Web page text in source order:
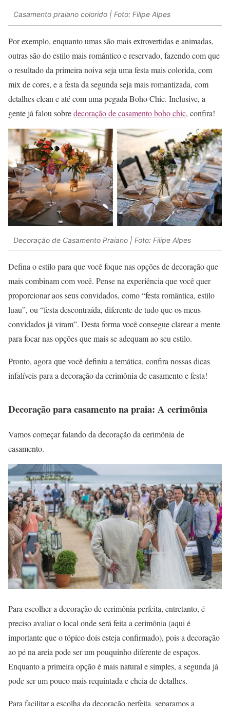
Casamento praiano colorido | Foto: Filipe Alpes
Por exemplo, enquanto umas são mais extrovertidas e animadas,
outras são do estilo mais romântico e reservado, fazendo com que
o resultado da primeira noiva seja uma festa mais colorida, com
mix de cores, e a festa da segunda seja mais romantizada, com
detalhes clean e até com uma pegada Boho Chic. Inclusive, a
gente já falou sobredecoração de casamento boho chic, confira!
Decoração de Casamento Praiano | Foto: Filipe Alpes
Defina o estilo para que você foque nas opções de decoração que
mais combinam com você. Pense na experiência que você quer
proporcionar aos seus convidados, como “festa romântica, estilo
luau”, ou “festa descontraída, diferente de tudo que os meus
convidados já viram”. Desta forma você consegue clarear a mente
para focar nas opções que mais se adequam ao seu estilo.
Pronto, agora que você definiu a temática, confira nossas dicas
infalíveis para a decoração da cerimônia de casamento e festa!
Decoração para casamento na praia: A cerimônia
Vamos começar falando da decoração da cerimônia de
casamento.
Para escolher a decoração de cerimônia perfeita, entretanto, é
preciso avaliar o local onde será feita a cerimônia (aqui é
importante que o tópico dois esteja confirmado), pois a decoração
ao pé na areia pode ser um pouquinho diferente de espaços.
Enquanto a primeira opção é mais natural e simples, a segunda já
pode ser um pouco mais requintada e cheia de detalhes.
Para facilitar a escolha da decoração perfeita, separamos a